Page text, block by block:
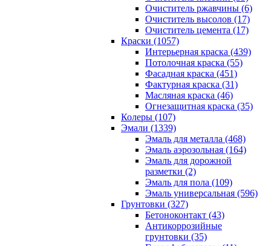
Очиститель ржавчины (6)
Очиститель высолов (17)
Очиститель цемента (17)
Краски (1057)
Интерьерная краска (439)
Потолочная краска (55)
Фасадная краска (451)
Фактурная краска (31)
Масляная краска (46)
Огнезащитная краска (35)
Колеры (107)
Эмали (1339)
Эмаль для металла (468)
Эмаль аэрозольная (164)
Эмаль для дорожной
разметки (2)
Эмаль для пола (109)
Эмаль универсальная (596)
Грунтовки (327)
Бетоноконтакт (43)
Антикоррозийные
грунтовки (35)